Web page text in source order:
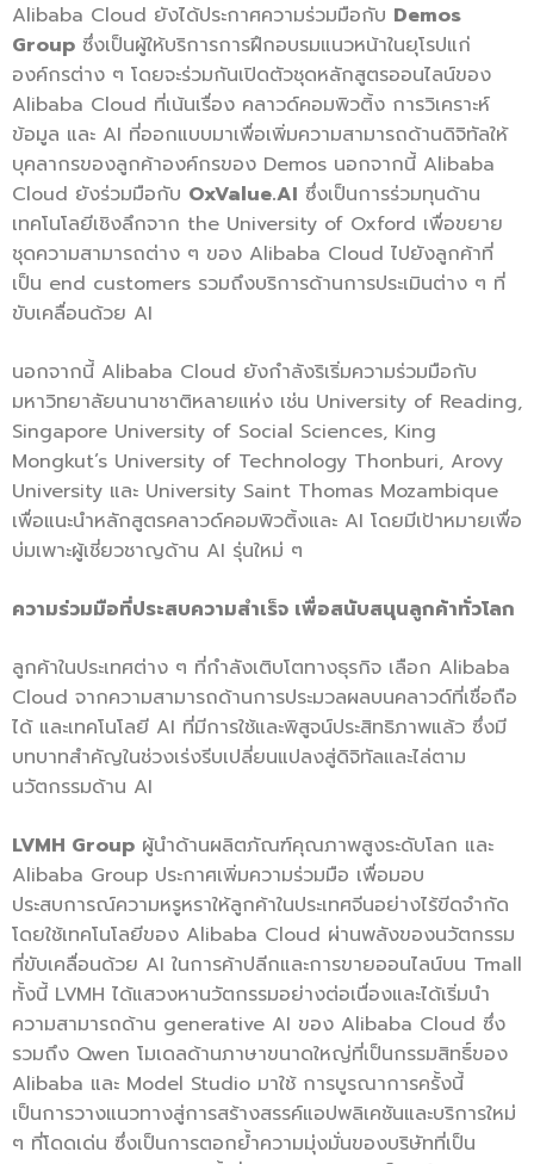
Alibaba Cloud ยังได้ประกาศความร่วมมือกับ Demos
Group ซึ่งเป็นผู้ให้บริการการฝึกอบรมแนวหน้าในยุโรปแก่
องค์กรต่าง ๆ โดยจะร่วมกันเปิดตัวชุดหลักสูตรออนไลน์ของ
Alibaba Cloud ที่เน้นเรื่อง คลาวด์คอมพิวติ้ง การวิเคราะห์
ข้อมูล และ AI ที่ออกแบบมาเพื่อเพิ่มความสามารถด้านดิจิทัลให้
บุคลากรของลูกค้าองค์กรของ Demos นอกจากนี้ Alibaba
Cloud ยังร่วมมือกับ OxValue.AI ซึ่งเป็นการร่วมทุนด้าน
เทคโนโลยีเชิงลึกจาก the University of Oxford เพื่อขยาย
ชุดความสามารถต่าง ๆ ของ Alibaba Cloud ไปยังลูกค้าที่
เป็น end customers รวมถึงบริการด้านการประเมินต่าง ๆ ที่
ขับเคลื่อนด้วย AI
นอกจากนี้ Alibaba Cloud ยังกำลังริเริ่มความร่วมมือกับ
มหาวิทยาลัยนานาชาติหลายแห่ง เช่น University of Reading,
Singapore University of Social Sciences, King
Mongkut’s University of Technology Thonburi, Arovy
University และ University Saint Thomas Mozambique
เพื่อแนะนำหลักสูตรคลาวด์คอมพิวติ้งและ AI โดยมีเป้าหมายเพื่อ
บ่มเพาะผู้เชี่ยวชาญด้าน AI รุ่นใหม่ ๆ
ความร่วมมือที่ประสบความสำเร็จ เพื่อสนับสนุนลูกค้าทั่วโลก
ลูกค้าในประเทศต่าง ๆ ที่กำลังเติบโตทางธุรกิจ เลือก Alibaba
Cloud จากความสามารถด้านการประมวลผลบนคลาวด์ที่เชื่อถือ
ได้ และเทคโนโลยี AI ที่มีการใช้และพิสูจน์ประสิทธิภาพแล้ว ซึ่งมี
บทบาทสำคัญในช่วงเร่งรีบเปลี่ยนแปลงสู่ดิจิทัลและไล่ตาม
นวัตกรรมด้าน AI
LVMH Group ผู้นำด้านผลิตภัณฑ์คุณภาพสูงระดับโลก และ
Alibaba Group ประกาศเพิ่มความร่วมมือ เพื่อมอบ
ประสบการณ์ความหรูหราให้ลูกค้าในประเทศจีนอย่างไร้ขีดจำกัด
โดยใช้เทคโนโลยีของ Alibaba Cloud ผ่านพลังของนวัตกรรม
ที่ขับเคลื่อนด้วย AI ในการค้าปลีกและการขายออนไลน์บน Tmall
ทั้งนี้ LVMH ได้แสวงหานวัตกรรมอย่างต่อเนื่องและได้เริ่มนำ
ความสามารถด้าน generative AI ของ Alibaba Cloud ซึ่ง
รวมถึง Qwen โมเดลด้านภาษาขนาดใหญ่ที่เป็นกรรมสิทธิ์ของ
Alibaba และ Model Studio มาใช้ การบูรณาการครั้งนี้
เป็นการวางแนวทางสู่การสร้างสรรค์แอปพลิเคชันและบริการใหม่
ๆ ที่โดดเด่น ซึ่งเป็นการตอกย้ำความมุ่งมั่นของบริษัทที่เป็น